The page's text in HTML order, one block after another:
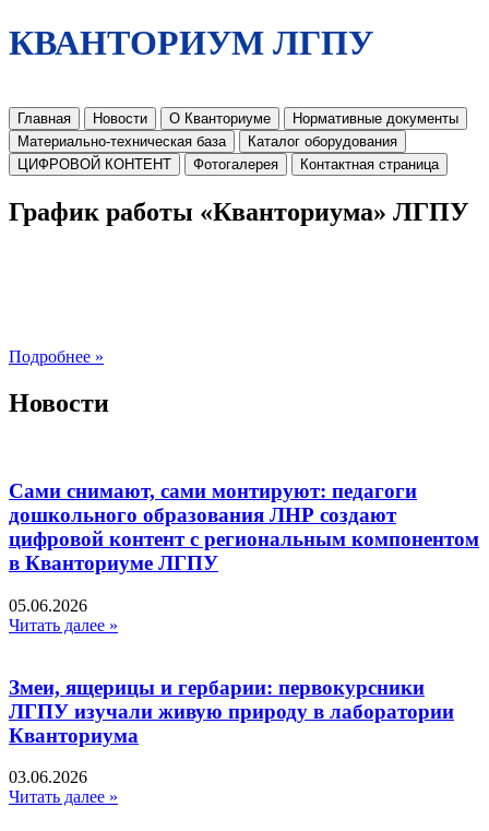
КВАНТОРИУМ ЛГПУ
Главная Новости О Кванториуме
Нормативные документы
Материально-техническая база
Каталог оборудования
ЦИФРОВОЙ КОНТЕНТ
Фотогалерея Контактная страница
График работы «Кванториума» ЛГПУ
Подробнее »
Новости
Сами снимают, сами монтируют: педагоги
дошкольного образования ЛНР создают
цифровой контент с региональным компонентом
в Кванториуме ЛГПУ​
05.06.2026
Читать далее »
Змеи, ящерицы и гербарии: первокурсники
ЛГПУ изучали живую природу в лаборатории
Кванториума
03.06.2026
Читать далее »